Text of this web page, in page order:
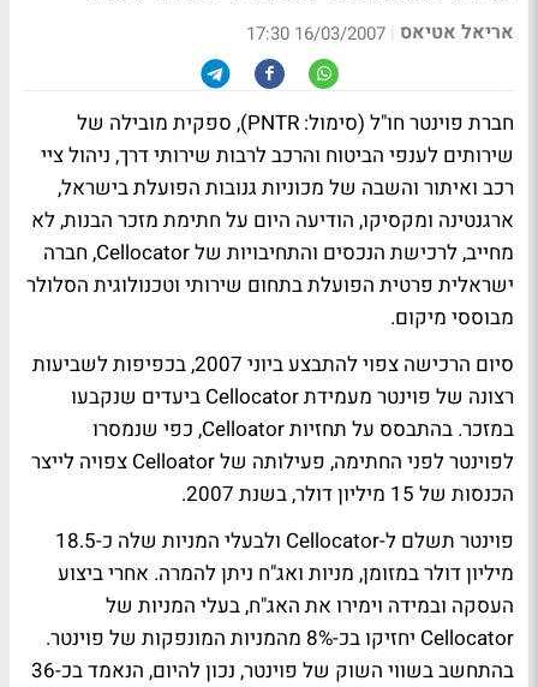
אריאל אטיאס |
16/03/2007 17:30
חברת פוינטר חו"ל (סימול: PNTR), ספקית מובילה של
שירותים לענפי הביטוח והרכב לרבות שירותי דרך, ניהול ציי
רכב ואיתור והשבה של מכוניות גנובות הפועלת בישראל,
ארגנטינה ומקסיקו, הודיעה היום על חתימת מזכר הבנות, לא
מחייב, לרכישת הנכסים והתחיבויות של Cellocator, חברה
ישראלית פרטית הפועלת בתחום שירותי וטכנולוגית הסלולר
מבוססי מיקום.
סיום הרכישה צפוי להתבצע ביוני 2007, בכפיפות לשביעות
רצונה של פוינטר מעמידת Cellocator ביעדים שנקבעו
במזכר. בהתבסס על תחזיות Celloator, כפי שנמסרו
לפוינטר לפני החתימה, פעילותה של Celloator צפויה לייצר
הכנסות של 15 מיליון דולר, בשנת 2007.
פוינטר תשלם ל-Cellocator ולבעלי המניות שלה כ-18.5
מיליון דולר במזומן, מניות ואג"ח ניתן להמרה. אחרי ביצוע
העסקה ובמידה וימירו את האג"ח, בעלי המניות של
Cellocator יחזיקו בכ-8% מהמניות המונפקות של פוינטר.
בהתחשב בשווי השוק של פוינטר, נכון להיום, הנאמד בכ-36